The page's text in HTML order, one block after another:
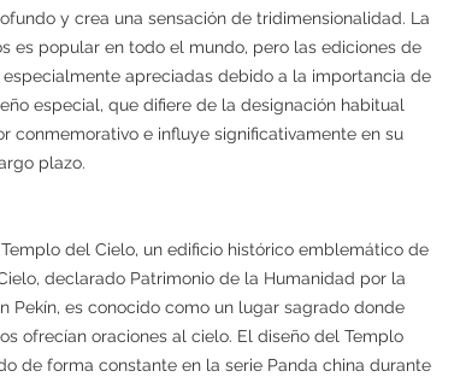
y crea una sensación de tridimensionalidad. La
es popular en todo el mundo, pero las ediciones de
especialmente apreciadas debido a la importancia de
especial, que difiere de la designación habitual
conmemorativo e influye significativamente en su
plazo.
del Cielo, un edificio histórico emblemático de
declarado Patrimonio de la Humanidad por la
Pekín, es conocido como un lugar sagrado donde
ofrecían oraciones al cielo. El diseño del Templo
de forma constante en la serie Panda china durante